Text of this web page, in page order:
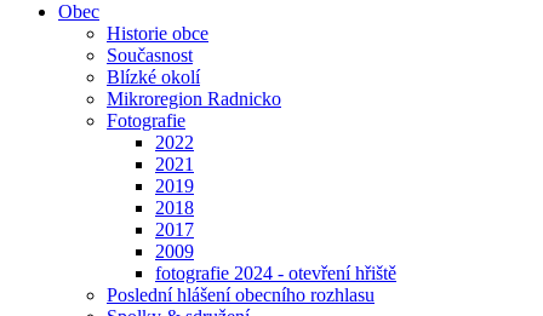
Obec
Historie obce
Současnost
Blízké okolí
Mikroregion Radnicko
Fotografie
2022
2021
2019
2018
2017
2009
fotografie 2024 - otevření hřiště
Poslední hlášení obecního rozhlasu